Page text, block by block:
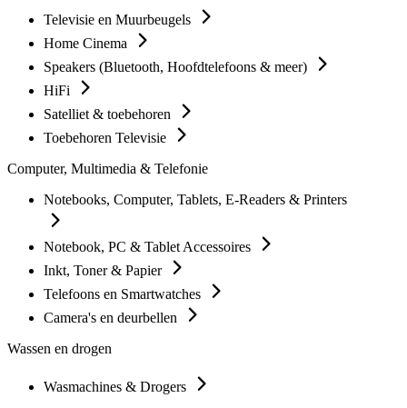
Televisie en Muurbeugels
Home Cinema
Speakers (Bluetooth, Hoofdtelefoons & meer)
HiFi
Satelliet & toebehoren
Toebehoren Televisie
Computer, Multimedia & Telefonie
Notebooks, Computer, Tablets, E-Readers & Printers
Notebook, PC & Tablet Accessoires
Inkt, Toner & Papier
Telefoons en Smartwatches
Camera's en deurbellen
Wassen en drogen
Wasmachines & Drogers